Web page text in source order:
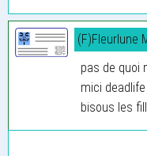
(F)Fleurlune
pas de quoi
mici
bisous les